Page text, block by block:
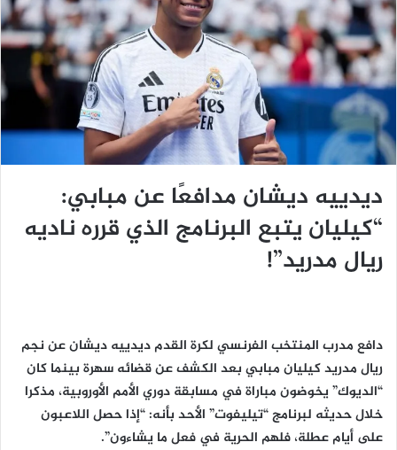
ديدييه ديشان مدافعًا عن مبابي:
“كيليان يتبع البرنامج الذي قرره ناديه
ريال مدريد”!
دافع مدرب المنتخب الفرنسي لكرة القدم ديدييه ديشان عن نجم
ريال مدريد كيليان مبابي بعد الكشف عن قضائه سهرة بينما كان
“الديوك” يخوضون مباراة في مسابقة دوري الأمم الأوروبية، مذكرا
خلال حديثه لبرنامج “تيليفوت” الأحد بأنه: “إذا حصل اللاعبون
على أيام عطلة، فلهم الحرية في فعل ما يشاءون”.